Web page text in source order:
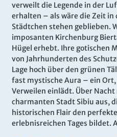
verweilt die Legende in der
erhalten – als wäre die Zeit
Städtchen stehen geblieben.
imposanten Kirchenburg
Hügel erhebt. Ihre gotischen
von Jahrhunderten des
Lage hoch über den grünen
fast mystische Aura – ein
Verweilen einlädt. Über Nacht
charmanten Stadt Sibiu aus,
historischen Flair den
erlebnisreichen Tages bildet.